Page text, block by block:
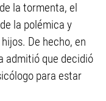
la tormenta, el
la polémica y
De hecho, en
admitió que decidió
para estar